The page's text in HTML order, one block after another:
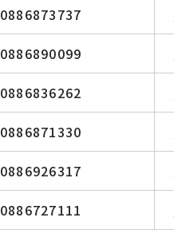
0886873737
0886890099
0886836262
0886871330
0886926317
0886727111